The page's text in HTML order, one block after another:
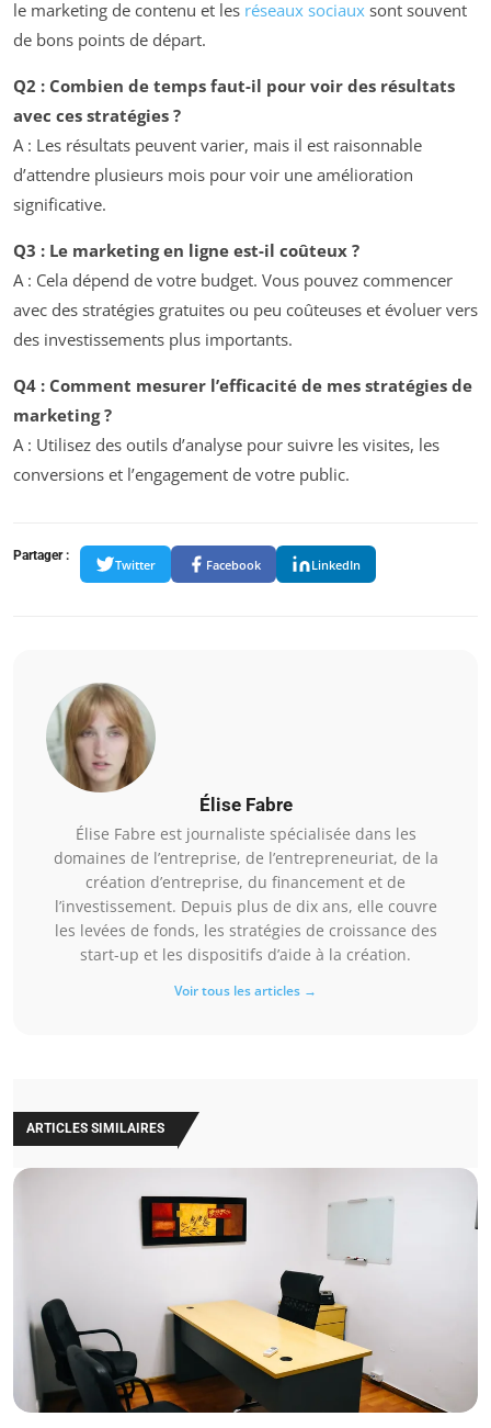
le marketing de contenu et les réseaux sociaux sont souvent
de bons points de départ.
Q2 : Combien de temps faut-il pour voir des résultats
avec ces stratégies ?
A : Les résultats peuvent varier, mais il est raisonnable
d’attendre plusieurs mois pour voir une amélioration
significative.
Q3 : Le marketing en ligne est-il coûteux ?
A : Cela dépend de votre budget. Vous pouvez commencer
avec des stratégies gratuites ou peu coûteuses et évoluer vers
des investissements plus importants.
Q4 : Comment mesurer l’efficacité de mes stratégies de
marketing ?
A : Utilisez des outils d’analyse pour suivre les visites, les
conversions et l’engagement de votre public.
Partager :
Twitter Facebook LinkedIn
Élise Fabre
Élise Fabre est journaliste spécialisée dans les
domaines de l’entreprise, de l’entrepreneuriat, de la
création d’entreprise, du financement et de
l’investissement. Depuis plus de dix ans, elle couvre
les levées de fonds, les stratégies de croissance des
start-up et les dispositifs d’aide à la création.
Voir tous les articles →
ARTICLES SIMILAIRES